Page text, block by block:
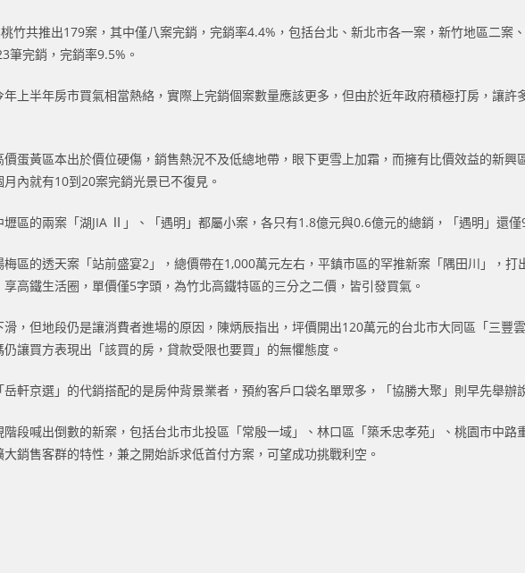
竹共推出179案，其中僅八案完銷，完銷率4.4%，包括台北、新北市各一案，新竹地區二案
筆完銷，完銷率9.5%。
上半年房市買氣相當熱絡，實際上完銷個案數量應該更多，但由於近年政府積極打房，讓
蛋黃區本出於價位硬傷，銷售熱況不及低總地帶，眼下更雪上加霜，而擁有比價效益的新
內就有10到20案完銷光景已不復見。
區的兩案「湖JIA Ⅱ」、「遇明」都屬小案，各只有1.8億元與0.6億元的總銷，「遇明」還僅
區的透天案「站前盛宴2」，總價帶在1,000萬元左右，平鎮市區的罕推新案「隅田川」，
高鐵生活圈，單價僅5字頭，為竹北高鐵特區的三分之二價，皆引發買氣。
，但地段仍是讓消費者進場的原因，陳炳辰指出，坪價開出120萬元的台北市大同區「三豐
讓買方表現出「該買的房，貸款受限也要買」的無懼態度。
軒京選」的代銷搭配的是房仲背景業者，預約客戶口袋名單眾多，「協勝大聚」則早先舉辦
段喊出倒數的新案，包括台北市北投區「常殷一域」、林口區「築禾忠孝苑」、桃園市中
銷售客群的特性，兼之開始訴求低首付方案，可望成功挑戰利空。